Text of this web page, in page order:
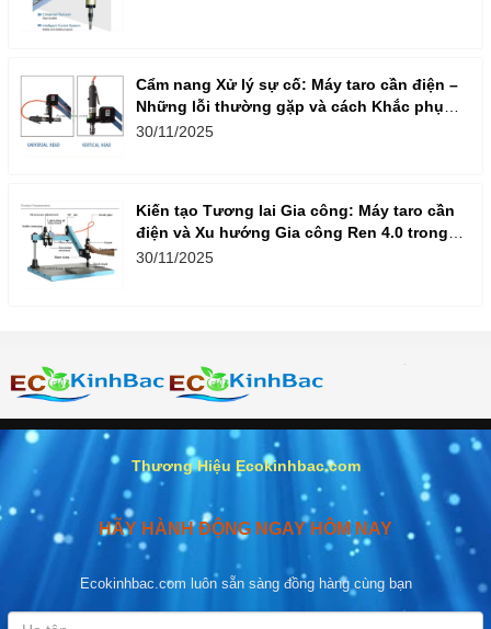
Cẩm nang Xử lý sự cố: Máy taro cần điện –
Những lỗi thường gặp và cách Khắc phục
nhanh, hiệu quả
30/11/2025
Kiến tạo Tương lai Gia công: Máy taro cần
điện và Xu hướng Gia công Ren 4.0 trong
Doanh nghiệp Việt
30/11/2025
Thương Hiệu Ecokinhbac.com
HÃY HÀNH ĐỘNG NGAY HÔM NAY
Ecokinhbac.com luôn sẵn sàng đồng hàng cùng bạn